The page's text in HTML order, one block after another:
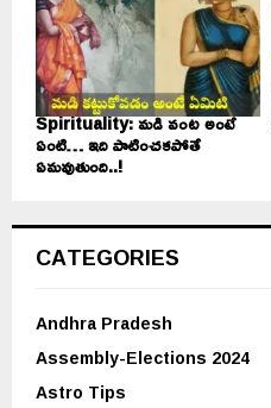
Spirituality: మడి వంట అంటే
ఏంటి… ఇది పాటించకపోతే
ఏమవుతుంది..!
CATEGORIES
Andhra Pradesh
Assembly-Elections 2024
Astro Tips